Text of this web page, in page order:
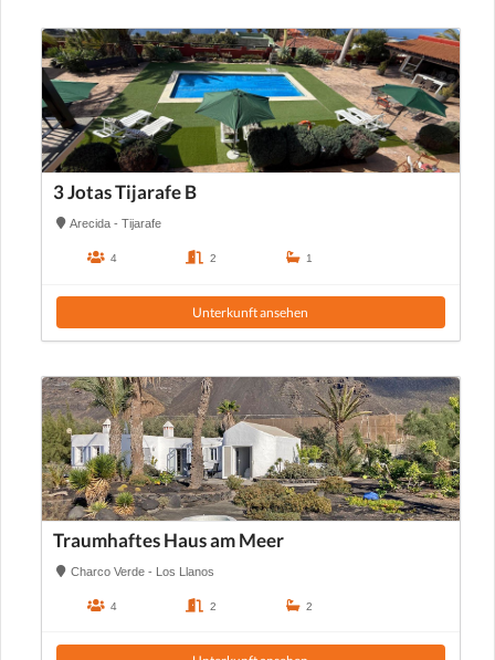
3 Jotas Tijarafe B
Arecida - Tijarafe
4 2 1
Unterkunft ansehen
Traumhaftes Haus am Meer
Charco Verde - Los Llanos
4 2 2